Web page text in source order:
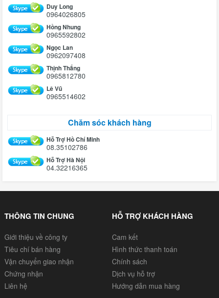
Duy Long
0964026805
Hồng Nhung
0965592802
Ngọc Lan
0962097408
Thịnh Thắng
0965812780
Lê Vũ
0965514602
Chăm sóc khách hàng
Hỗ Trợ Hồ Chí Minh
08.35102786
Hỗ Trợ Hà Nội
04.32216365
THÔNG TIN CHUNG
Giới thiệu về công ty
Tiêu chí bán hàng
Vận chuyển giao nhận
Chứng nhận
Liên hệ
HỖ TRỢ KHÁCH HÀNG
Cam kết
Hình thức thanh toán
Chính sách
Dịch vụ hỗ trợ
Hướng dẫn mua hàng